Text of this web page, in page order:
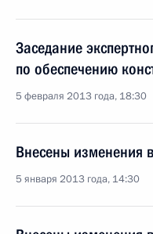
Заседание
по обеспечению
5 февраля 2013 года, 18:30
Внесены изменения
5 января 2013 года, 14:30